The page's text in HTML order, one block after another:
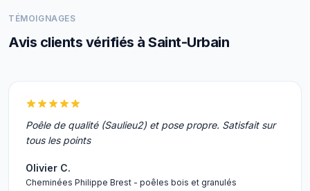
TÉMOIGNAGES
Avis clients vérifiés à Saint-Urbain
Poêle de qualité (Saulieu2) et pose propre. Satisfait sur
tous les points
Olivier C.
Cheminées Philippe Brest - poêles bois et granulés